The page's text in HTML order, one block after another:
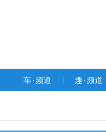
车۰频道 趣۰频道